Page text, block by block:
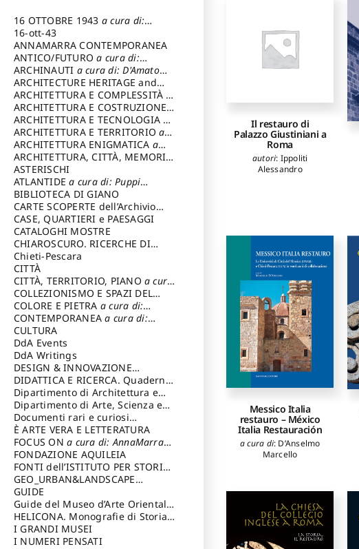
Il restauro di
Palazzo Giustiniani a
Roma
autori: Ippoliti
Alessandro
Messico Italia
restauro – México
Italia Restauración
a cura di: D’Anselmo
Marcello
16 OTTOBRE 1943 a cura di:
Pezzetti Marcello
16-ott-43
ANNAMARRA CONTEMPORANEA
ANTICO/FUTUROa cura di:
Varagnoli Claudio
ARCHINAUTI a cura di: D'Amato
Claudio
ARCHITECTURE HERITAGE and
DESIGN
ARCHITETTURA E COMPLESSITÀ a
cura di: Piva Antonio
ARCHITETTURA E COSTRUZIONEa
cura di: Poretti Sergio
ARCHITETTURA E TECNOLOGIA a
cura di: Carrara Gianfranco
ARCHITETTURA E TERRITORIOa
cura di: Pietrogrande Enrico
ARCHITETTURA ENIGMATICA a
cura di: Lenci Ruggero
ARCHITETTURA, CITTÀ, MEMORIA
a cura di: Valeriani Enrico
ASTERISCHI
ATLANTIDEa cura di: Puppi
Lionello
BIBLIOTECA DI GIANO
CARTE SCOPERTE dell’Archivio
Storico Capitolino
CASE, QUARTIERI e PAESAGGI
CATALOGHI MOSTRE
CHIAROSCURO. RICERCHE DI
STORIA E STORIA DELL'ARTE
cura di: Di Carpegna Falconieri
Tommaso
Chieti-Pescara
CITTÀ
CITTÀ, TERRITORIO, PIANO a cura
di: Imbesi Giuseppe
COLLEZIONISMO E SPAZI DEL
COLLEZIONISMO a cura di:
Magnani Lauro
COLORE E PIETRA a cura di:
Selvaggi Giuseppe
CONTEMPORANEAa cura di:
Gubinelli Luna
CULTURA
DdA Events
DdA Writings
DESIGN & INNOVAZIONE
TECNOLOGICAa cura di: Vallicelli
Andrea
DIDATTICA E RICERCA. Quaderni
della Scuola
Dipartimento di Architettura e
Analisi della Città Mediterranea
Dipartimento di Arte, Scienza e
Tecnica del Costuire
Documenti rari e curiosi
dall'Archivio Segreto
È ARTE VERA E LETTERATURA
FOCUS ONa cura di: AnnaMarra
Contemporanea
FONDAZIONE AQUILEIA
FONTI dell’ISTITUTO PER STORIA
DEL RISORGIMENTO
GEO_URBAN&LANDSCAPE
PLANNING (GULP)
Trusiani Elio
GUIDE
Guide del Museo d’Arte Orientale
“Giuseppe Tucci”
HELICONA. Monografie di Storia
dell'Artea cura di: Gallo Marco
I GRANDI MUSEI
I NUMERI PENSATI